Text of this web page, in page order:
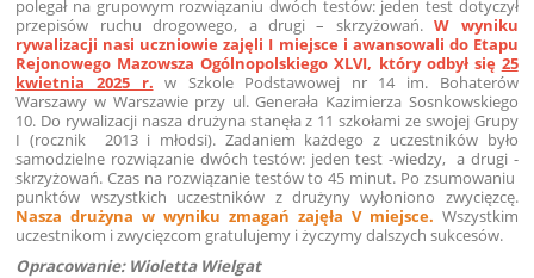
polegał na grupowym rozwiązaniu dwóch testów: jeden test dotyczył
przepisów ruchu drogowego, a drugi – skrzyżowań.W wyniku
rywalizacji nasi uczniowie zajęli I miejsce i awansowali do Etapu
Rejonowego Mazowsza Ogólnopolskiego XLVI, który odbył się 25
kwietnia 2025 r. w Szkole Podstawowej nr 14 im. Bohaterów
Warszawy w Warszawie przy ul. Generała Kazimierza Sosnkowskiego
10. Do rywalizacji nasza drużyna stanęła z 11 szkołami ze swojej Grupy
I (rocznik 2013 i młodsi). Zadaniem każdego z uczestników było
samodzielne rozwiązanie dwóch testów: jeden test -wiedzy, a drugi -
skrzyżowań. Czas na rozwiązanie testów to 45 minut. Po zsumowaniu
punktów wszystkich uczestników z drużyny wyłoniono zwycięzcę.
Nasza drużyna w wyniku zmagań zajęła V miejsce. Wszystkim
uczestnikom i zwycięzcom gratulujemy i życzymy dalszych sukcesów.
Opracowanie: Wioletta Wielgat